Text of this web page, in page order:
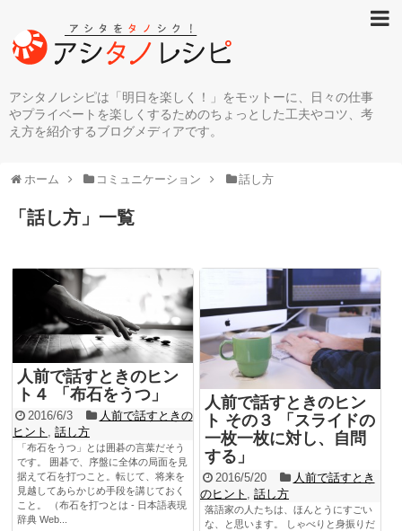
アシタノレシピは「明日を楽しく！」をモットーに、日々の仕事
やプライベートを楽しくするためのちょっとした工夫やコツ、考
え方を紹介するブログメディアです。
ホーム コミュニケーション 話し方
「 話し方 」 一覧
人前で話すときのヒン
ト４ 「布石をうつ」
2016/6/3
人前で話すときの
ヒント
話し方
「布石をうつ」とは囲碁の言葉だそう
です。 囲碁で、序盤に全体の局面を見
据えて石を打つこと。転じて、将来を
見越してあらかじめ手段を講じておく
こと。 （布石を打つとは - 日本語表現
辞典 Web...
人前で話すときのヒン
ト その３ 「スライドの
一枚一枚に対し、自問
する」
2016/5/20
人前で話すとき
のヒント , 話し方
落語家の人たちは、ほんとうにすごい
な、と思います。 しゃべりと身振りだ